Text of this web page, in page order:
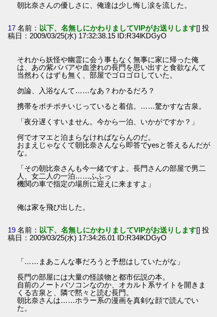
朝比奈さんの優しさに、俺達は少し悔し涙を流した。
17 名前： 以下、名無しにかわりましてVIPがお送りします[] 投
稿日：2009/03/25(水) 17:32:38.15 ID:R34lKDGyO
それから妖怪や幽霊に会う事もなく無事に家に帰った俺
は、あの紫ババアや血塗れの長門を思い出すと食欲なんて
当然わくはずも無く、部屋でゴロゴロしていた。
勿論、入浴なんて……なあ？わかるだろ？
携帯をポチポチいじっていると着信。……驚かすな古泉。
「夜分遅くすいません。今から一泊、いかがですか？」
何でオマエと泊まらなければならんのだ。
おまえじゃなくて朝比奈さんなら即答でyesと答えるんだが
な。
「その朝比奈さんも今一緒ですよ。長門さんの部屋で男二
人、女二人の一泊……ふふっ
機関の車で指定の場所に迎えに来ますよ」
俺は家を飛び出した。
19 名前： 以下、名無しにかわりましてVIPがお送りします[] 投
稿日：2009/03/25(水) 17:34:26.01 ID:R34lKDGyO
「……まあこんな事だろうと予想はしていたがな」
長門の部屋には大量の怪談物と都市伝説の本。
自前のノートパソコンなのか、オカルト系サイトを開きま
くる古泉と、隣で黙々と読む長門。
朝比奈さんは……ホラー系の漫画を真剣な顔で読んでい
た。